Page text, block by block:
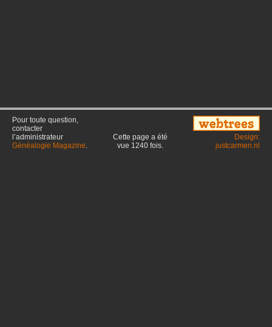
Pour toute question,
contacter
l’administrateur
Généalogie Magazine.
Cette page a été
vue 1240 fois.
Design:
justcarmen.nl